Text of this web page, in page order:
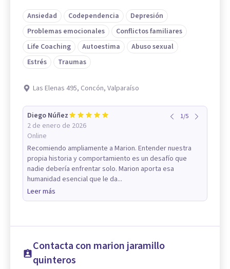
Ansiedad Codependencia
Depresión
Problemas emocionales
Conflictos familiares
Life Coaching
Autoestima
Abuso sexual
Estrés
Traumas
Las Elenas 495, Concón, Valparaíso
Diego Núñez
2 de enero de 2026
Online
1/5
Recomiendo ampliamente a Marion. Entender nuestra
propia historia y comportamiento es un desafío que
nadie debería enfrentar solo. Marion aporta esa
humanidad esencial que le da...
Leer más
Contacta con marion jaramillo
quinteros